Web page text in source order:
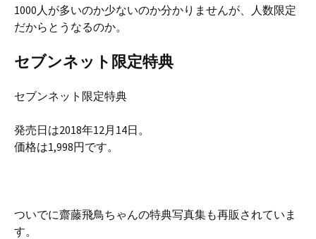
1000人が多いのか少ないのか分かりませんが、人数限定
だからとうなるのか。
セブンネット限定特典
セブンネット限定特典
発売日は2018年12月14日。
価格は1,998円です。
ついでに齋藤飛鳥ちゃんの特典写真集も再販されていま
す。